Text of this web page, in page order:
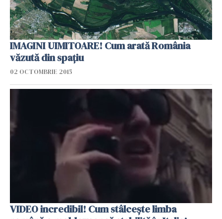
IMAGINI UIMITOARE! Cum arată România
văzută din spaţiu
02 OCTOMBRIE 2015
VIDEO incredibil! Cum stâlcește limba